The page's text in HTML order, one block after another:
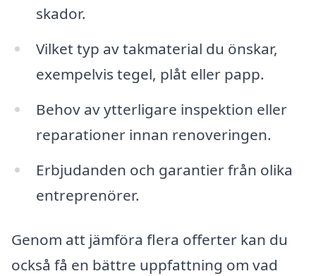
skador.
Vilket typ av takmaterial du önskar,
exempelvis tegel, plåt eller papp.
Behov av ytterligare inspektion eller
reparationer innan renoveringen.
Erbjudanden och garantier från olika
entreprenörer.
Genom att jämföra flera offerter kan du
också få en bättre uppfattning om vad